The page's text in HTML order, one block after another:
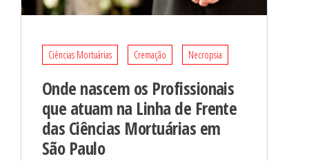
Ciências Mortuárias Cremação Necropsia
Onde nascem os Profissionais
que atuam na Linha de Frente
das Ciências Mortuárias em
São Paulo